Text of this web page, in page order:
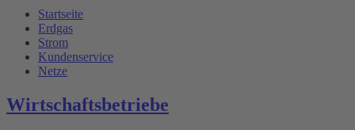
Startseite
Erdgas
Strom
Kundenservice
Netze
Wirtschaftsbetriebe